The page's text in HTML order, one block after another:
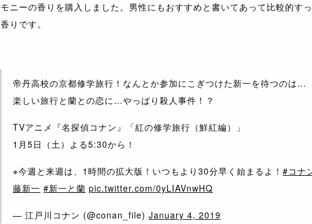
モニーの香りを購入しました。男性にもおすすめと書いてあって比較的す
香りです。
帝丹高校の京都修学旅行！なんとか参加にこぎつけた新一を待つのは…
楽しい旅行と蘭との恋に…やっぱり殺人事件！？
TVアニメ『名探偵コナン』「紅の修学旅行（鮮紅編）」
1月5日（土）よる5:30から！
※今週と来週は、1時間の拡大版！いつもより30分早く始まるよ！ #コナ
藤新一 #新一と蘭 pic.twitter.com/0yLIAVnwHQ
— 江戸川コナン (@conan_file) January 4, 2019